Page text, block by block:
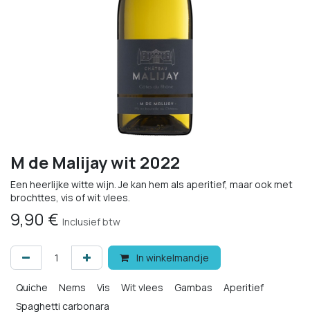
M de Malijay wit 2022
Een heerlijke witte wijn. Je kan hem als aperitief, maar ook met
brochttes, vis of wit vlees.
9,90 € Inclusief btw
In winkelmandje
Quiche Nems Vis Wit vlees Gambas
Aperitief
Spaghetti carbonara